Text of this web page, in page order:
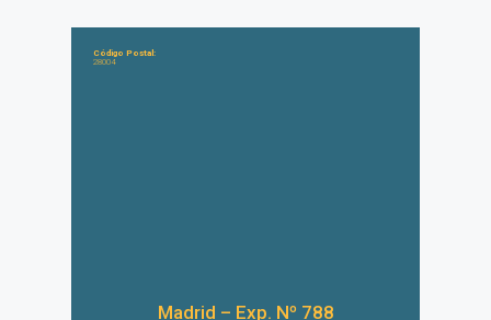
Código Postal:
28004
Madrid – Exp. Nº 788